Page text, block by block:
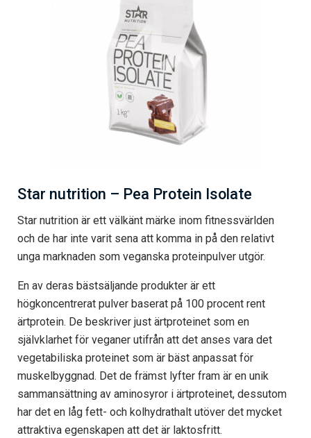
Star nutrition – Pea Protein Isolate
Star nutrition är ett välkänt märke inom fitnessvärlden
och de har inte varit sena att komma in på den relativt
unga marknaden som veganska proteinpulver utgör.
En av deras bästsäljande produkter är ett
högkoncentrerat pulver baserat på 100 procent rent
ärtprotein. De beskriver just ärtproteinet som en
självklarhet för veganer utifrån att det anses vara det
vegetabiliska proteinet som är bäst anpassat för
muskelbyggnad. Det de främst lyfter fram är en unik
sammansättning av aminosyror i ärtproteinet, dessutom
har det en låg fett- och kolhydrathalt utöver det mycket
attraktiva egenskapen att det är laktosfritt.